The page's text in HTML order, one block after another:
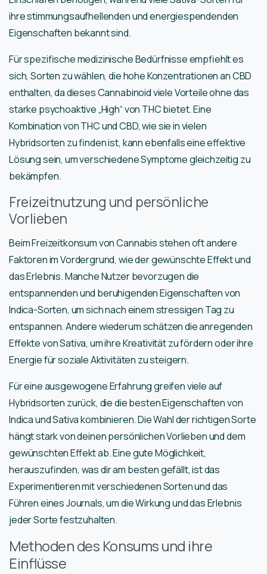
ihre stimmungsaufhellenden und energiespendenden
Eigenschaften bekannt sind.
Für spezifische medizinische Bedürfnisse empfiehlt es
sich, Sorten zu wählen, die hohe Konzentrationen an CBD
enthalten, da dieses Cannabinoid viele Vorteile ohne das
starke psychoaktive „High“ von THC bietet. Eine
Kombination von THC und CBD, wie sie in vielen
Hybridsorten zu finden ist, kann ebenfalls eine effektive
Lösung sein, um verschiedene Symptome gleichzeitig zu
bekämpfen.
Freizeitnutzung und persönliche
Vorlieben
Beim Freizeitkonsum von Cannabis stehen oft andere
Faktoren im Vordergrund, wie der gewünschte Effekt und
das Erlebnis. Manche Nutzer bevorzugen die
entspannenden und beruhigenden Eigenschaften von
Indica-Sorten, um sich nach einem stressigen Tag zu
entspannen. Andere wiederum schätzen die anregenden
Effekte von Sativa, um ihre Kreativität zu fördern oder ihre
Energie für soziale Aktivitäten zu steigern.
Für eine ausgewogene Erfahrung greifen viele auf
Hybridsorten zurück, die die besten Eigenschaften von
Indica und Sativa kombinieren. Die Wahl der richtigen Sorte
hängt stark von deinen persönlichen Vorlieben und dem
gewünschten Effekt ab. Eine gute Möglichkeit,
herauszufinden, was dir am besten gefällt, ist das
Experimentieren mit verschiedenen Sorten und das
Führen eines Journals, um die Wirkung und das Erlebnis
jeder Sorte festzuhalten.
Methoden des Konsums und ihre
Einflüsse